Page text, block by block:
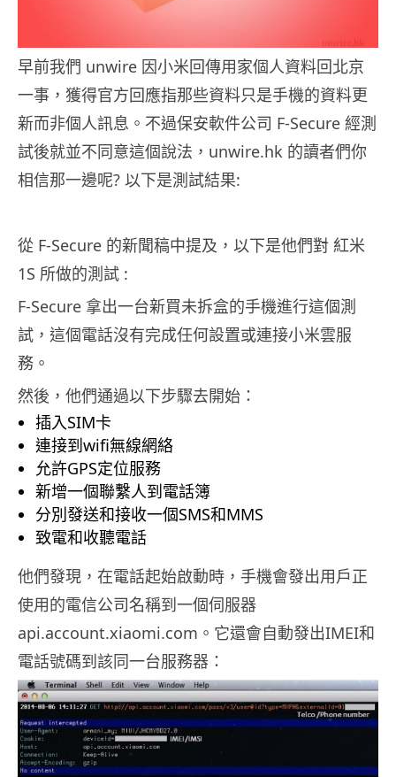
早前我們 unwire 因小米回傳用家個人資料回北京
一事，獲得官方回應指那些資料只是手機的資料更
新而非個人訊息。不過保安軟件公司 F-Secure 經測
試後就並不同意這個說法，unwire.hk 的讀者們你
相信那一邊呢? 以下是測試結果:
從 F-Secure 的新聞稿中提及，以下是他們對 紅米
1S 所做的測試 :
F-Secure 拿出一台新買未拆盒的手機進行這個測
試，這個電話沒有完成任何設置或連接小米雲服
務。
然後，他們通過以下步驟去開始：
插入SIM卡
連接到wifi無線網絡
允許GPS定位服務
新增一個聯繫人到電話簿
分別發送和接收一個SMS和MMS
致電和收聽電話
他們發現，在電話起始啟動時，手機會發出用戶正
使用的電信公司名稱到一個伺服器
api.account.xiaomi.com。它還會自動發出IMEI和
電話號碼到該同一台服務器：